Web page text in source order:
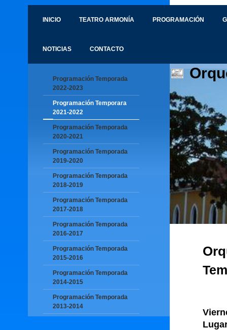
INICIO TEATRO ARMONÍA PROGRAMACIÓN
NOTICIAS CONTACTO
Programación Temporada
2022-2023
Programación Temporara
2021-2022
Programación Temporada
2020-2021
Programación Temporada
2019-2020
Programación Temporada
2018-2019
Programación Temporada
2017-2018
Programación Temporada
2016-2017
Programación Temporada
2015-2016
Programación Temporada
2014-2015
Programación Temporada
2013-2014